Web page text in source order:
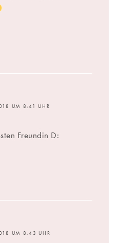
UM 8:41 UHR
Freundin D:
UM 8:43 UHR